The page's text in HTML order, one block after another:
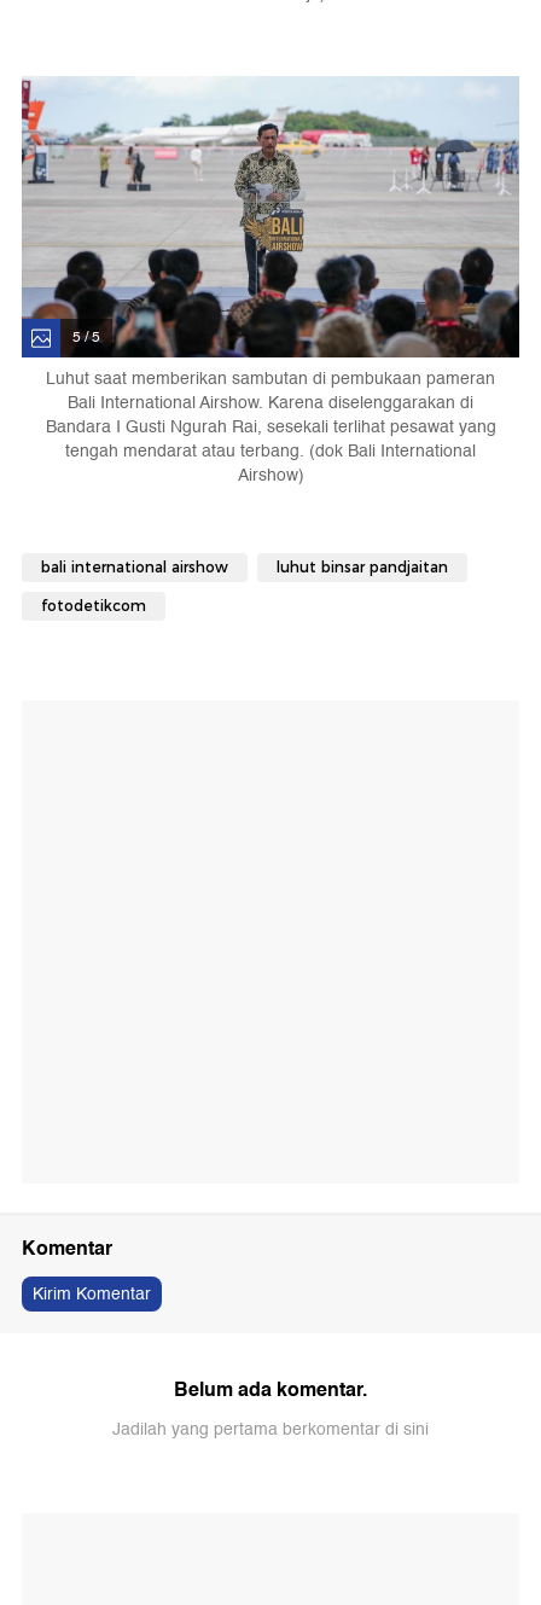
5 / 5
Luhut saat memberikan sambutan di pembukaan pameran
Bali International Airshow. Karena diselenggarakan di
Bandara I Gusti Ngurah Rai, sesekali terlihat pesawat yang
tengah mendarat atau terbang. (dok Bali International
Airshow)
bali international airshow luhut binsar pandjaitan
fotodetikcom
Komentar
Kirim Komentar
Belum ada komentar.
Jadilah yang pertama berkomentar di sini